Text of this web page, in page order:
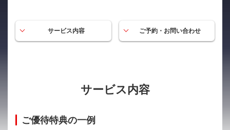
サービス内容 ご予約・お問い合わせ
サービス内容
ご優待特典の一例